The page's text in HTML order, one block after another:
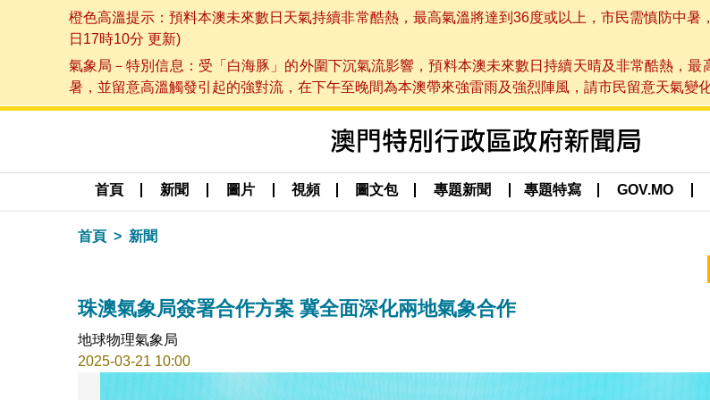
橙色高溫提示：預料本澳未來數日天氣持續非常酷熱，最高氣溫將達到36度或以上，市民需慎防中
日17時10分 更新)
氣象局－特別信息：受「白海豚」的外圍下沉氣流影響，預料本澳未來數日持續天晴及非常酷熱，
暑，並留意高溫觸發引起的強對流，在下午至晚間為本澳帶來強雷雨及強烈陣風，請市民留意天氣變
首頁 新聞 圖片 視頻 圖文包 專題新聞 專題特寫 GOV.MO
首頁 新聞
珠澳氣象局簽署合作方案 冀全面深化兩地氣象合作
地球物理氣象局
2025-03-21 10:00